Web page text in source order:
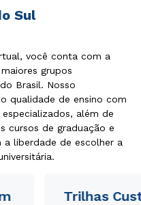
Sul
você conta com a
grupos
Brasil. Nosso
qualidade de ensino com
além de
cursos de graduação e
a liberdade de escolher a
Trilhas
do Sul.